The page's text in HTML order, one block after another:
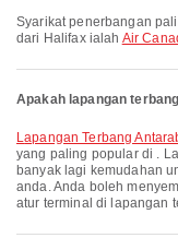
Syarikat penerbangan paling popular untuk penerbangan antarabangsa
dari Halifax ialah Air
Apakah lapangan
Lapangan Terbang
yang paling popular di .
banyak lagi kemudahan
anda. Anda boleh
atur terminal di lapangan